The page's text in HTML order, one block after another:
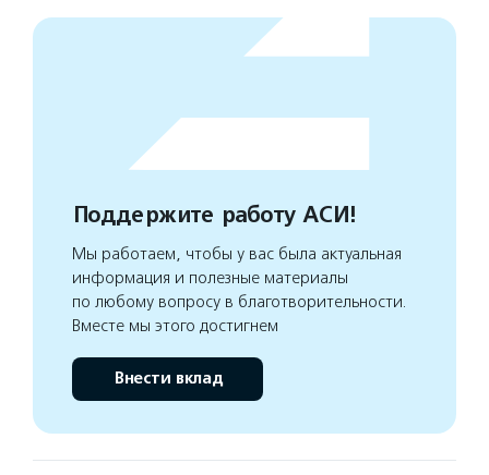
Поддержите работу АСИ!
Мы работаем, чтобы у вас была актуальная
информация и полезные материалы
по любому вопросу в благотворительности.
Вместе мы этого достигнем
Внести вклад